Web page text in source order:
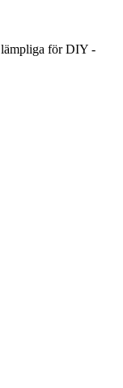
lämpliga för DIY -